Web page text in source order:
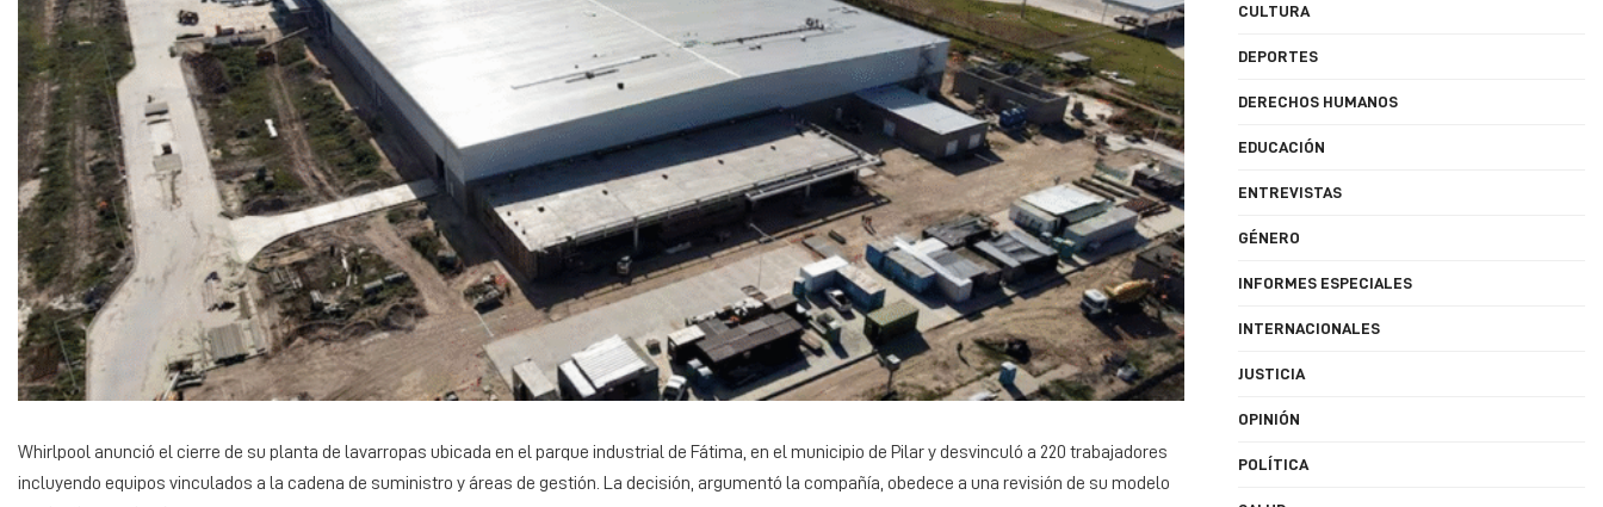
Whirlpool anunció el cierre de su planta de lavarropas ubicada en el parque industrial de Fátima, en el municipio de Pilar y desvinculó a 220 trabajadores
incluyendo equipos vinculados a la cadena de suministro y áreas de gestión. La decisión, argumentó la compañía, obedece a una revisión de su modelo
CULTURA
DEPORTES
DERECHOS HUMANOS
EDUCACIÓN
ENTREVISTAS
GÉNERO
INFORMES ESPECIALES
INTERNACIONALES
JUSTICIA
OPINIÓN
POLÍTICA